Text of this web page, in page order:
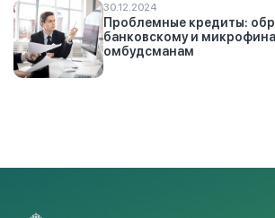
30.12.2024
Проблемные кредиты:
банковскому и
омбудсманам